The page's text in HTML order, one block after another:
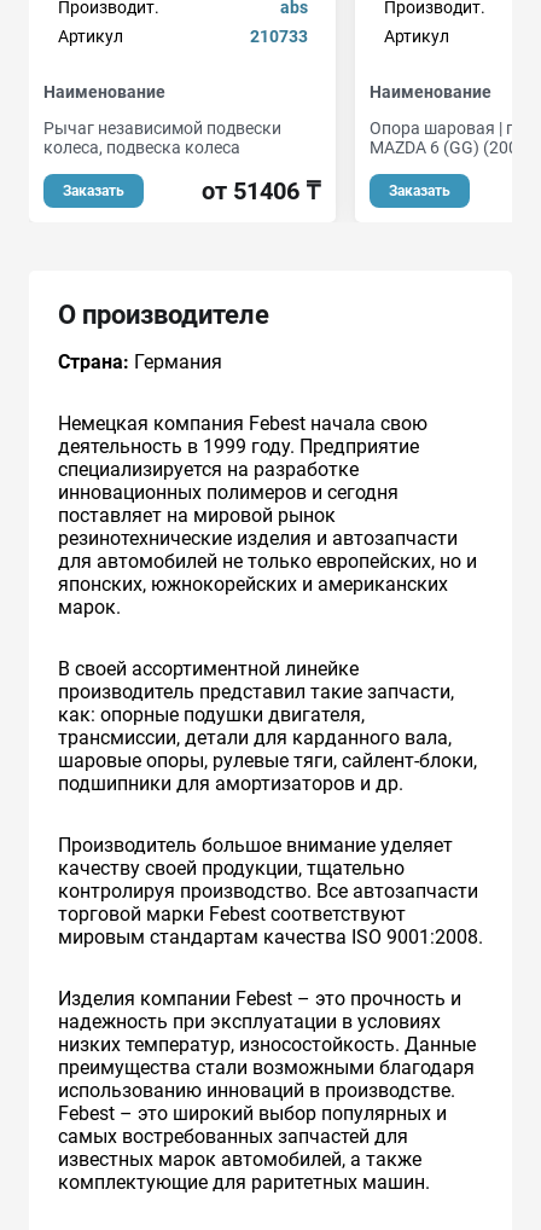
Производит.
abs
Артикул
210733
Наименование
Рычаг независимой подвески
колеса, подвеска колеса
Заказать от 51406 ₸
Производит.
Артикул
Наименование
Опора шаровая |
MAZDA 6 (GG) (200
Заказать
О производителе
Страна: Германия
Немецкая компания Febest начала свою
деятельность в 1999 году. Предприятие
специализируется на разработке
инновационных полимеров и сегодня
поставляет на мировой рынок
резинотехнические изделия и автозапчасти
для автомобилей не только европейских, но и
японских, южнокорейских и американских
марок.
В своей ассортиментной линейке
производитель представил такие запчасти,
как: опорные подушки двигателя,
трансмиссии, детали для карданного вала,
шаровые опоры, рулевые тяги, сайлент-блоки,
подшипники для амортизаторов и др.
Производитель большое внимание уделяет
качеству своей продукции, тщательно
контролируя производство. Все автозапчасти
торговой марки Febest соответствуют
мировым стандартам качества ISO 9001:2008.
Изделия компании Febest – это прочность и
надежность при эксплуатации в условиях
низких температур, износостойкость. Данные
преимущества стали возможными благодаря
использованию инноваций в производстве.
Febest – это широкий выбор популярных и
самых востребованных запчастей для
известных марок автомобилей, а также
комплектующие для раритетных машин.